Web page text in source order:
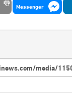
Messenger